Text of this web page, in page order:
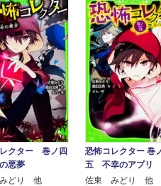
クター 巻ノ四
悪夢
どり 他
恐怖コレクター 巻
五 不幸のアプリ
佐東 みどり 他